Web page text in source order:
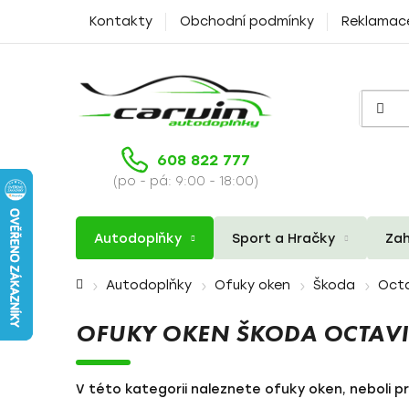
Kontakty Obchodní podmínky
608 822 777
(po - pá: 9:00 - 18:00)
Autodoplňky Sport a Hračky
Domů Autodoplňky Ofuky oken Škoda
OFUKY OKEN ŠKODA
V této kategorii naleznete ofuky oken, neboli